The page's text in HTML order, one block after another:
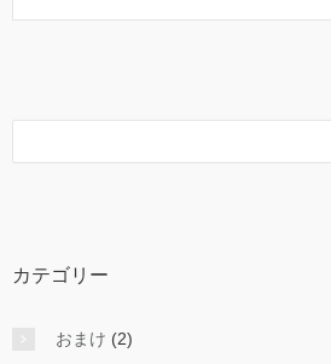
カテゴリー
おまけ (2)